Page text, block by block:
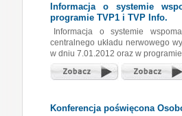
Informacja o systemie
programie TVP1 i TVP Info.
Informacja o systemie
centralnego układu nerwowego
w dniu 7.01.2012 oraz w
Konferencja poświęcona